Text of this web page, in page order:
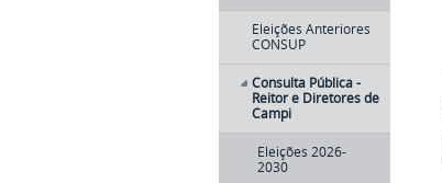
Eleições Anteriores
CONSUP
Consulta Pública -
Reitor e Diretores de
Campi
Eleições 2026-
2030